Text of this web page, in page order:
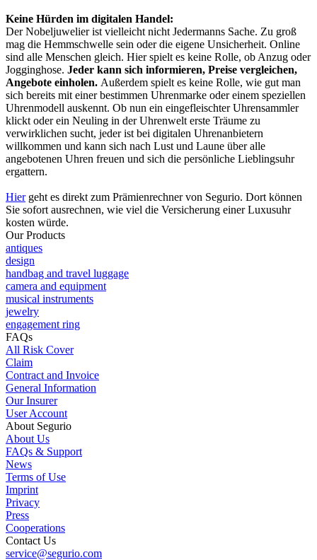
Keine Hürden im digitalen Handel:
Der Nobeljuwelier ist vielleicht nicht Jedermanns Sache. Zu groß
mag die Hemmschwelle sein oder die eigene Unsicherheit. Online
sind alle Menschen gleich. Hier spielt es keine Rolle, ob Anzug oder
Jogginghose. Jeder kann sich informieren, Preise vergleichen,
Angebote einholen. Außerdem spielt es keine Rolle, wie gut man
sich bereits mit einer bestimmen Uhrenmarke oder einem speziellen
Uhrenmodell auskennt. Ob nun ein eingefleischter Uhrensammler
klickt oder ein Neuling in der Uhrenwelt erste Träume zu
verwirklichen sucht, jeder ist bei digitalen Uhrenanbietern
willkommen und kann sich nach Lust und Laune über alle
angebotenen Uhren freuen und sich die persönliche Lieblingsuhr
ergattern.
Hiergeht es direkt zum Prämienrechner von Segurio. Dort können
Sie sofort ausrechnen, wie viel die Versicherung einer Luxusuhr
kosten würde.
Our Products
antiques
design
handbag and travel luggage
camera and equipment
musical instruments
jewelry
engagement ring
FAQs
All Risk Cover
Claim
Contract and Invoice
General Information
Our Insurer
User Account
About Segurio
About Us
FAQs & Support
News
Terms of Use
Imprint
Privacy
Press
Cooperations
Contact Us
service@segurio.com